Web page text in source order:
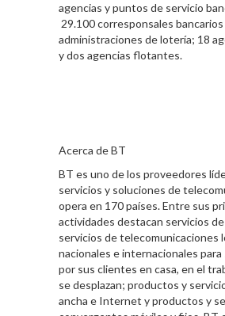
agencias y puntos de servicio
29.100 corresponsales bancarios
administraciones de lotería; 18
y dos agencias flotantes.
Acerca de BT
BT es uno de los proveedores
servicios y soluciones de
opera en 170 países. Entre sus
actividades destacan servicios
servicios de telecomunicaciones
nacionales e internacionales para
por sus clientes en casa, en el
se desplazan; productos y
ancha e Internet y productos y